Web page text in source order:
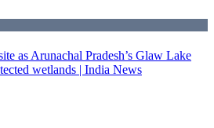
as Arunachal Pradesh’s Glaw Lake
wetlands | India News